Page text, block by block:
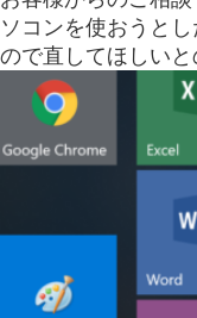
ソコンを使おうと
ので直してほしいと